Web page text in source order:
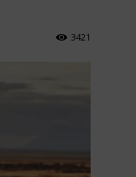
3421